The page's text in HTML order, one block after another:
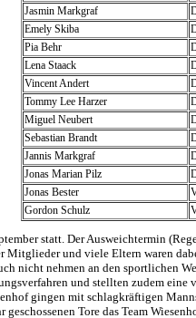
Jasmin Markgraf
Emely Skiba
Pia Behr
Lena Staack
Vincent Andert
Tommy Lee Harzer
Miguel Neubert
Sebastian Brandt
Jannis Markgraf
Jonas Marian Pilz
Jonas Bester
Gordon Schulz
statt. Der Ausweichtermin
Mitglieder und viele Eltern waren
nicht nehmen an den sportlichen
und stellten zudem
gingen mit schlagkräftigen
geschossenen Tore das Team